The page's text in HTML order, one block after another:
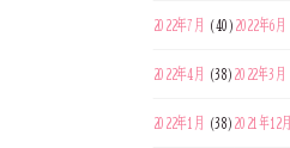
2022年7月 (40) 2022年6月
2022年4月 (38) 2022年3月
2022年1月 (38) 2021年12月